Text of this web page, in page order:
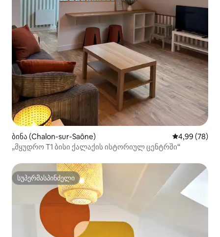
ბინა (Chalon-sur-Saône) საშუალო
4,99 (78)
„მყუდრო T1 ბისი ქალაქის ისტორიულ ცენტრში“
სუპერმასპინძელი
სუპერმასპინძელი